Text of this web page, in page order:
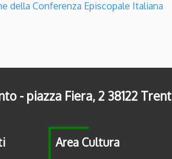
della Conferenza Episcopale Italiana
- piazza Fiera, 2 38122
Area Cultura